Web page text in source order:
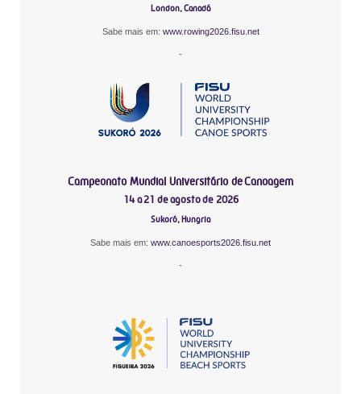
London, Canadá
Sabe mais em: www.rowing2026.fisu.net
-
Campeonato Mundial Universitário de Canoagem
14 a 21 de agosto de 2026
Sukoró, Hungria
Sabe mais em: www.canoesports2026.fisu.net
-